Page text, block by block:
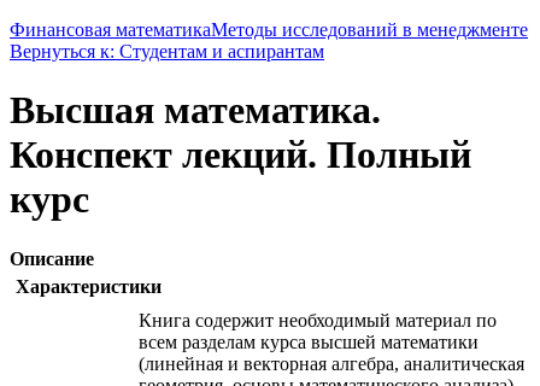
Финансовая математикаМетоды исследований в менеджменте
Вернуться к: Студентам и аспирантам
Высшая математика.
Конспект лекций. Полный
курс
Описание
Характеристики
Книга содержит необходимый материал по
всем разделам курса высшей математики
(линейная и векторная алгебра, аналитическая